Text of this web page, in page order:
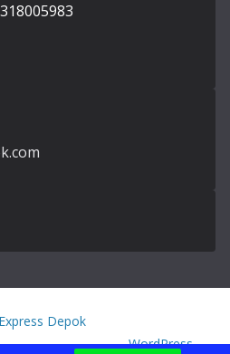
Depok
Powered byWordPress.